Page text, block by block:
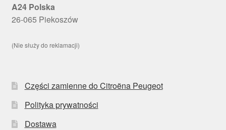
A24 Polska
26-065 Piekoszów
(Nie służy do reklamacji)
Części zamienne do Citroëna Peugeot
Polityka prywatności
Dostawa